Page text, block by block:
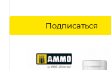
Подписаться